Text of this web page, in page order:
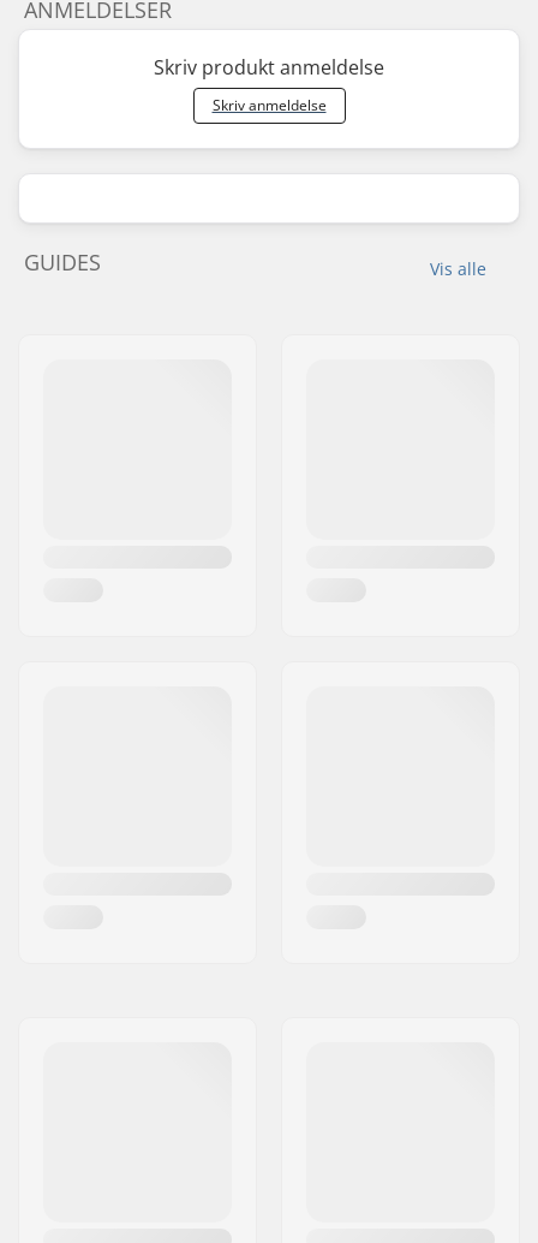
ANMELDELSER
Skriv produkt anmeldelse
Skriv anmeldelse
Vis alle
GUIDES